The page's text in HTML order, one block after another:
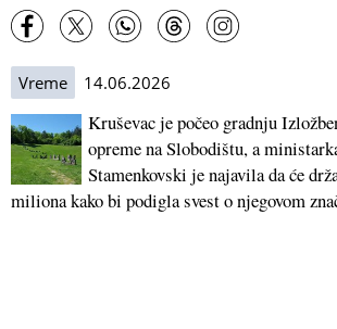
Vreme 14.06.2026
Kruševac je počeo gradnju
opreme na Slobodištu, a
Stamenkovski je najavila da će
miliona kako bi podigla svest o njegovom